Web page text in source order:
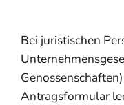
Bei juristischen
Antragsformular